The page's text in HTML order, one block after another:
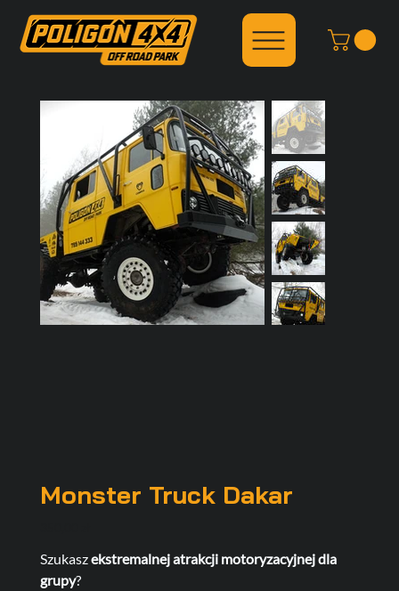
Monster Truck Dakar
Szukaszekstremalnej atrakcji motoryzacyjnej dla
grupy?